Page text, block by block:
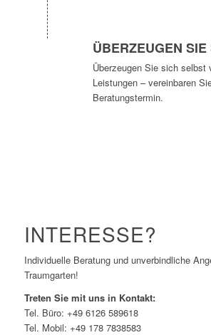
ÜBERZEUGEN SIE
Überzeugen Sie sich selbst
Leistungen – vereinbaren
Beratungstermin.
INTERESSE?
Individuelle Beratung und unverbindliche
Traumgarten!
Treten Sie mit uns in Kontakt:
Tel. Büro: +49 6126 589618
Tel. Mobil: +49 178 7838583